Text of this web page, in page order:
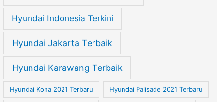
Hyundai Indonesia Terkini
Hyundai Jakarta Terbaik
Hyundai Karawang Terbaik
Hyundai Kona 2021 Terbaru Hyundai Palisade 2021 Terbaru